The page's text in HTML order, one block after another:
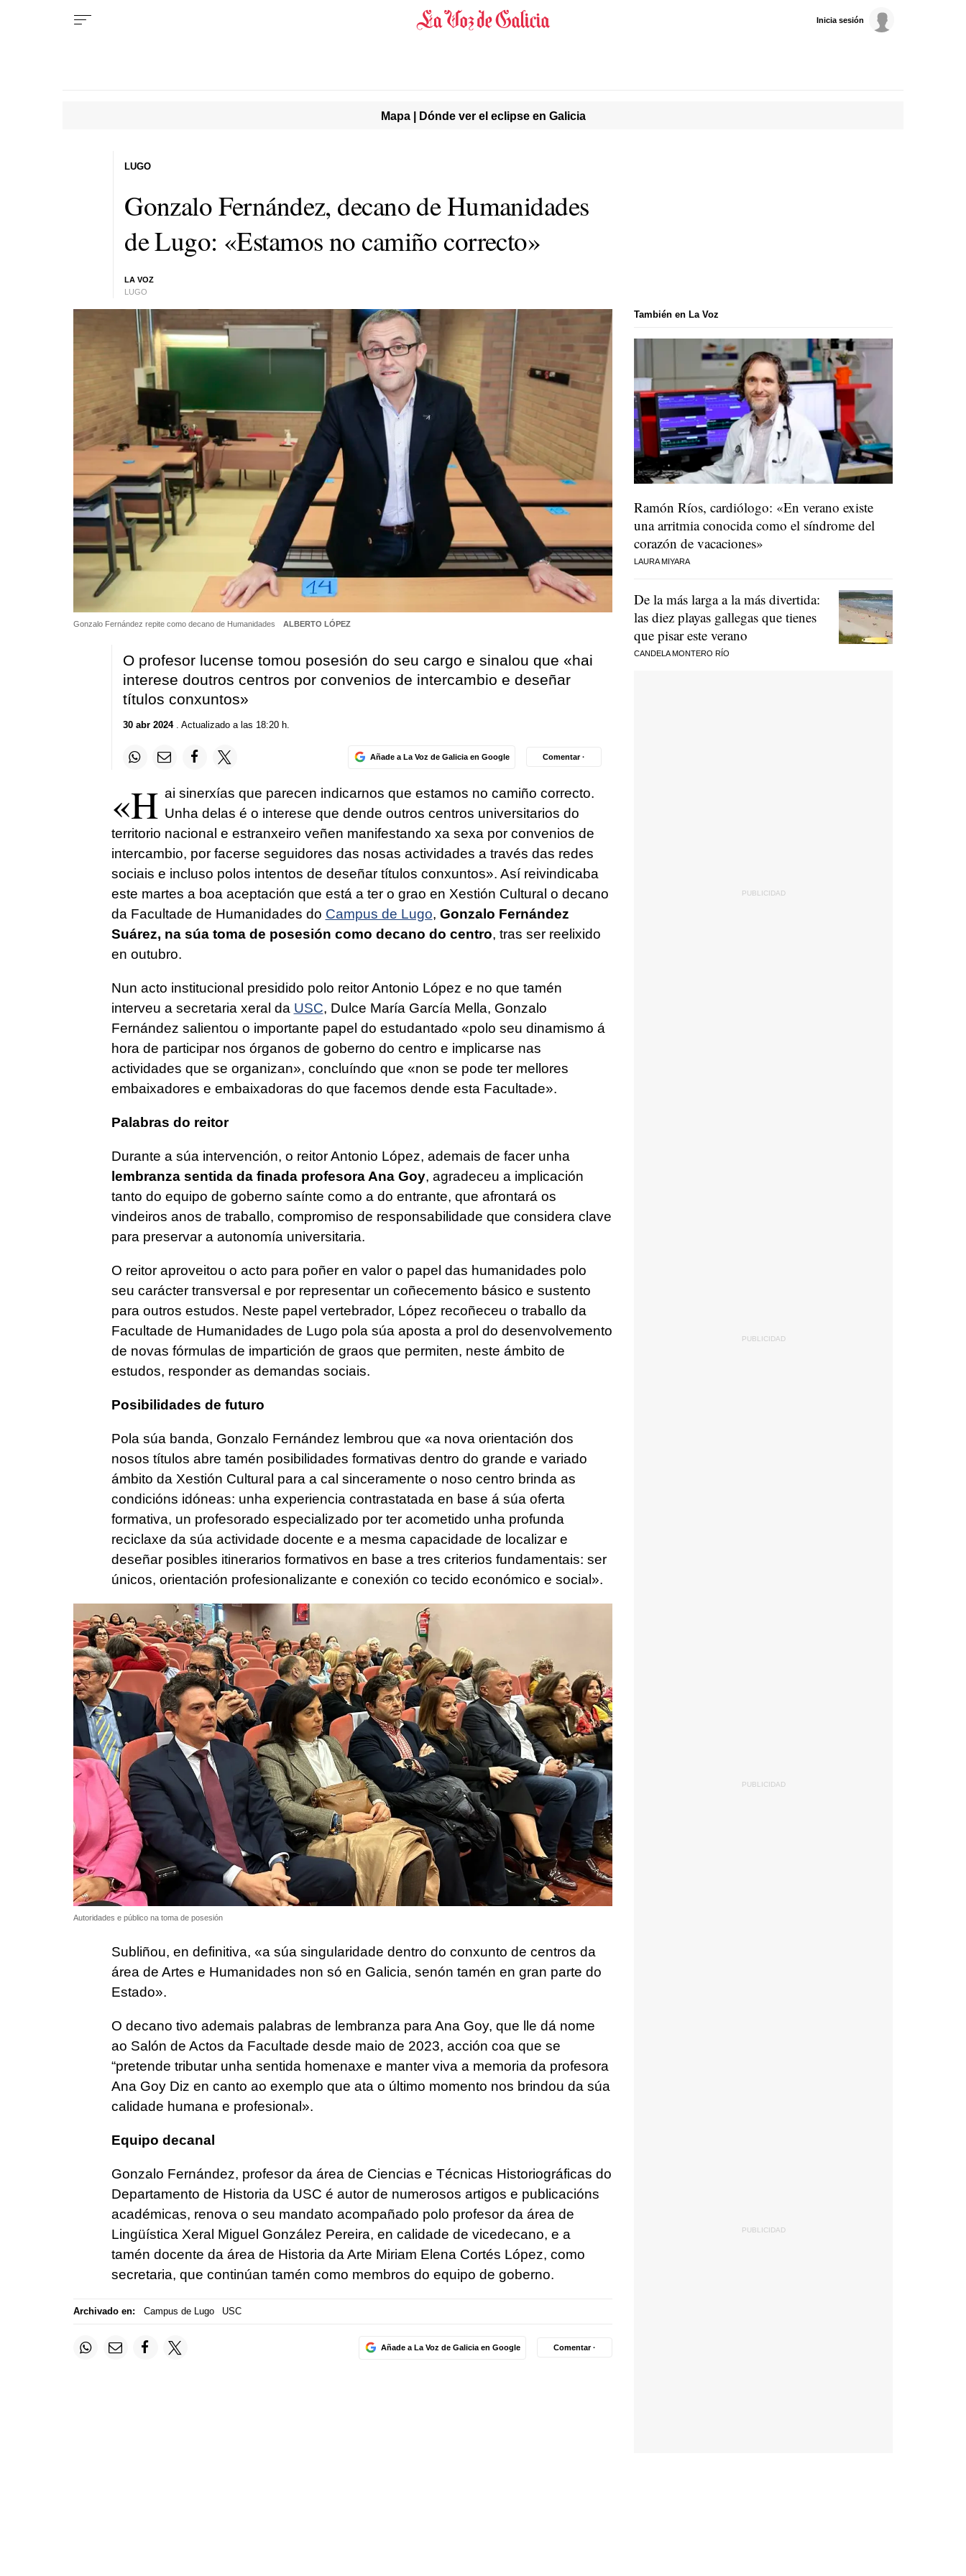
Inicia sesión
Mapa | Dónde ver el eclipse en Galicia
Gonzalo Fernández, decano de Humanidades
de Lugo: «Estamos no camiño correcto»
LA VOZ
LUGO
LUGO
Gonzalo Fernández repite como decano de Humanidades ALBERTO LÓPEZ
O profesor lucense tomou posesión do seu cargo e sinalou que «hai
interese doutros centros por convenios de intercambio e deseñar
títulos conxuntos»
30 abr 2024. Actualizado a las 18:20 h.
Añade a La Voz de Galicia en Google Comentar ·
«H ai sinerxías que parecen indicarnos que estamos no camiño correcto.
Unha delas é o interese que dende outros centros universitarios do
territorio nacional e estranxeiro veñen manifestando xa sexa por convenios de
intercambio, por facerse seguidores das nosas actividades a través das redes
sociais e incluso polos intentos de deseñar títulos conxuntos». Así reivindicaba
este martes a boa aceptación que está a ter o grao en Xestión Cultural o decano
da Facultade de Humanidades do Campus de Lugo, Gonzalo Fernández
Suárez, na súa toma de posesión como decano do centro, tras ser reelixido
en outubro.
Nun acto institucional presidido polo reitor Antonio López e no que tamén
interveu a secretaria xeral da USC, Dulce María García Mella, Gonzalo
Fernández salientou o importante papel do estudantado «polo seu dinamismo á
hora de participar nos órganos de goberno do centro e implicarse nas
actividades que se organizan», concluíndo que «non se pode ter mellores
embaixadores e embaixadoras do que facemos dende esta Facultade».
Palabras do reitor
Durante a súa intervención, o reitor Antonio López, ademais de facer unha
lembranza sentida da finada profesora Ana Goy, agradeceu a implicación
tanto do equipo de goberno saínte como a do entrante, que afrontará os
vindeiros anos de traballo, compromiso de responsabilidade que considera clave
para preservar a autonomía universitaria.
O reitor aproveitou o acto para poñer en valor o papel das humanidades polo
seu carácter transversal e por representar un coñecemento básico e sustento
para outros estudos. Neste papel vertebrador, López recoñeceu o traballo da
Facultade de Humanidades de Lugo pola súa aposta a prol do desenvolvemento
de novas fórmulas de impartición de graos que permiten, neste ámbito de
estudos, responder as demandas sociais.
Posibilidades de futuro
Pola súa banda, Gonzalo Fernández lembrou que «a nova orientación dos
nosos títulos abre tamén posibilidades formativas dentro do grande e variado
ámbito da Xestión Cultural para a cal sinceramente o noso centro brinda as
condicións idóneas: unha experiencia contrastatada en base á súa oferta
formativa, un profesorado especializado por ter acometido unha profunda
reciclaxe da súa actividade docente e a mesma capacidade de localizar e
deseñar posibles itinerarios formativos en base a tres criterios fundamentais: ser
únicos, orientación profesionalizante e conexión co tecido económico e social».
Autoridades e público na toma de posesión
Subliñou, en definitiva, «a súa singularidade dentro do conxunto de centros da
área de Artes e Humanidades non só en Galicia, senón tamén en gran parte do
Estado».
O decano tivo ademais palabras de lembranza para Ana Goy, que lle dá nome
ao Salón de Actos da Facultade desde maio de 2023, acción coa que se
“pretende tributar unha sentida homenaxe e manter viva a memoria da profesora
Ana Goy Diz en canto ao exemplo que ata o último momento nos brindou da súa
calidade humana e profesional».
Equipo decanal
Gonzalo Fernández, profesor da área de Ciencias e Técnicas Historiográficas do
Departamento de Historia da USC é autor de numerosos artigos e publicacións
académicas, renova o seu mandato acompañado polo profesor da área de
Lingüística Xeral Miguel González Pereira, en calidade de vicedecano, e a
tamén docente da área de Historia da Arte Miriam Elena Cortés López, como
secretaria, que continúan tamén como membros do equipo de goberno.
Archivado en: Campus de Lugo USC
Añade a La Voz de Galicia en Google Comentar ·
También en La Voz
Ramón Ríos, cardiólogo: «En verano existe
una arritmia conocida como el síndrome del
corazón de vacaciones»
LAURA MIYARA
De la más larga a la más divertida:
las diez playas gallegas que tienes
que pisar este verano
CANDELA MONTERO RÍO